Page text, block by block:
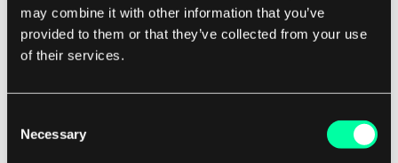
may combine it with other information that you’ve
provided to them or that they’ve collected from your use
of their services.
Selection
Necessary
sentimentanalyse et kraftig verktøy for å forstå
kundetilfredshet og identifisere områder for
forbedring. Den kan informere
forbrukerne setter pris på eller misliker. I